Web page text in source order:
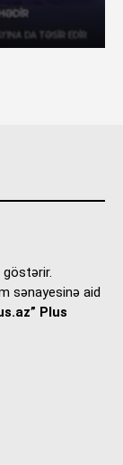
göstərir.
sənayesinə aid
Plus